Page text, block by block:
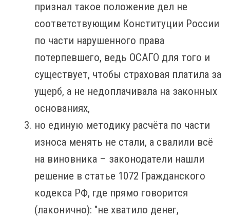
признал такое положение дел не
соответствующим Конституции России
по части нарушенного права
потерпевшего, ведь ОСАГО для того и
существует, чтобы страховая платила за
ущерб, а не недоплачивала на законных
основаниях,
но единую методику расчёта по части
износа менять не стали, а свалили всё
на виновника – законодатели нашли
решение в статье 1072 Гражданского
кодекса РФ, где прямо говорится
(лаконично): "не хватило денег,